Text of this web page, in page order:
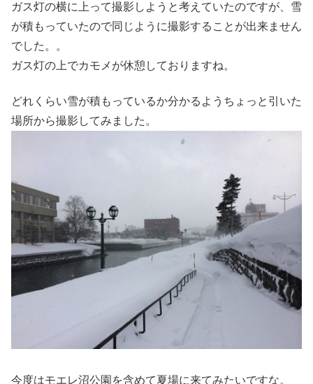
ガス灯の横に上って撮影しようと考えていたのですが、雪
が積もっていたので同じように撮影することが出来ません
でした。。
ガス灯の上でカモメが休憩しておりますね。
どれくらい雪が積もっているか分かるようちょっと引いた
場所から撮影してみました。
今度はモエレ沼公園を含めて夏場に来てみたいですな。